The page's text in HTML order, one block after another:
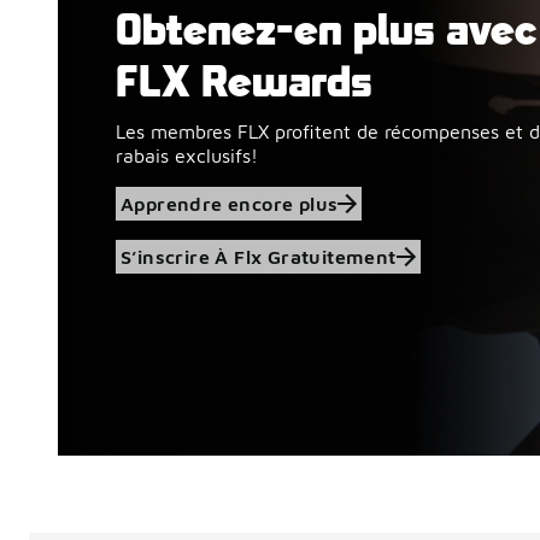
Apprendre encore plus
Obtenez-en plus avec
FLX Rewards
Les membres FLX profitent de récompenses et
rabais exclusifs!
Apprendre encore plus
S’inscrire À Flx Gratuitement